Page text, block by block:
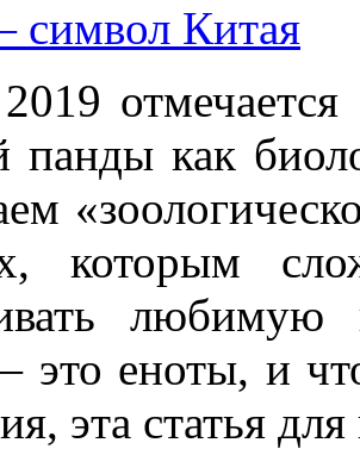
Китая
отмечается
панды как
которым
еноты, и
эта статья для